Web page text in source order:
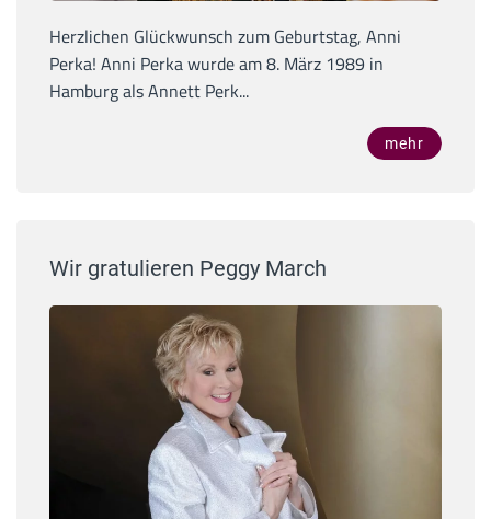
Herzlichen Glückwunsch zum Geburtstag, Anni
Perka! Anni Perka wurde am 8. März 1989 in
Hamburg als Annett Perk...
mehr
Wir gratulieren Peggy March